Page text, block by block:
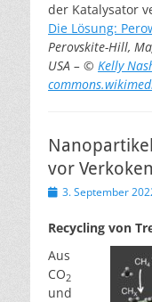
der Katalysator
Die Lösung:
Perovskite-Hill,
USA – © Kelly
vor Verkoken
Veröffentlicht
3. September
Recycling von
Aus
CO2
und